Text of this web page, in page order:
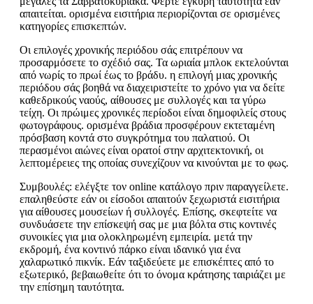
απαιτείται. ορισμένα εισιτήρια περιορίζονται σε ορισμένες
κατηγορίες επισκεπτών.
Οι επιλογές χρονικής περιόδου σάς επιτρέπουν να
προσαρμόσετε το σχέδιό σας. Τα ωριαία μπλοκ εκτελούνται
από νωρίς το πρωί έως το βράδυ. η επιλογή μιας χρονικής
περιόδου σάς βοηθά να διαχειριστείτε το χρόνο για να δείτε
καθεδρικούς ναούς, αίθουσες με συλλογές και τα γύρω
τείχη. Οι πρώιμες χρονικές περίοδοι είναι δημοφιλείς στους
φωτογράφους. ορισμένα βράδια προσφέρουν εκτεταμένη
πρόσβαση κοντά στο συγκρότημα του παλατιού. Οι
περασμένοι αιώνες είναι ορατοί στην αρχιτεκτονική, οι
λεπτομέρειες της οποίας συνεχίζουν να κινούνται με το φως.
Συμβουλές: ελέγξτε τον online κατάλογο πριν παραγγείλετε.
επαληθεύστε εάν οι είσοδοι απαιτούν ξεχωριστά εισιτήρια
για αίθουσες μουσείων ή συλλογές. Επίσης, σκεφτείτε να
συνδυάσετε την επίσκεψή σας με μια βόλτα στις κοντινές
συνοικίες για μια ολοκληρωμένη εμπειρία. μετά την
εκδρομή, ένα κοντινό πάρκο είναι ιδανικό για ένα
χαλαρωτικό πικνίκ. Εάν ταξιδεύετε με επισκέπτες από το
εξωτερικό, βεβαιωθείτε ότι το όνομα κράτησης ταιριάζει με
την επίσημη ταυτότητα.